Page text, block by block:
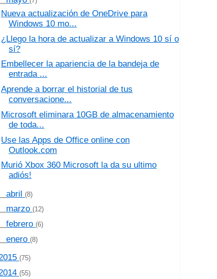
Nueva actualización de OneDrive para
Windows 10 mo...
¿Llego la hora de actualizar a Windows 10 sí o
sí?
Embellecer la apariencia de la bandeja de
entrada ...
Aprende a borrar el historial de tus
conversacione...
Microsoft eliminara 10GB de almacenamiento
de toda...
Use las Apps de Office online con
Outlook.com
Murió Xbox 360 Microsoft la da su ultimo
adiós!
abril(8)
marzo(12)
febrero(6)
enero(8)
(75)
(55)